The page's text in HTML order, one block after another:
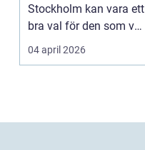
Stockholm kan vara ett
bra val för den som vill
träffa en erfaren
specia...
04 april 2026